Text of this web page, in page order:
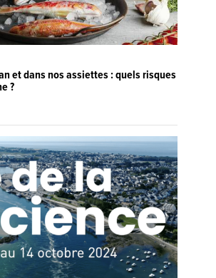
et dans nos assiettes : quels risques
?